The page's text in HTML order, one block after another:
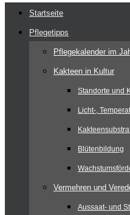
Zum
Inhalt
springen
Startseite
Pflegetipps
Pflegekalender im
Kakteen in Kultur
Standorte und
Licht-,
Blütenbildung
Vermehren und
Aussaat- und